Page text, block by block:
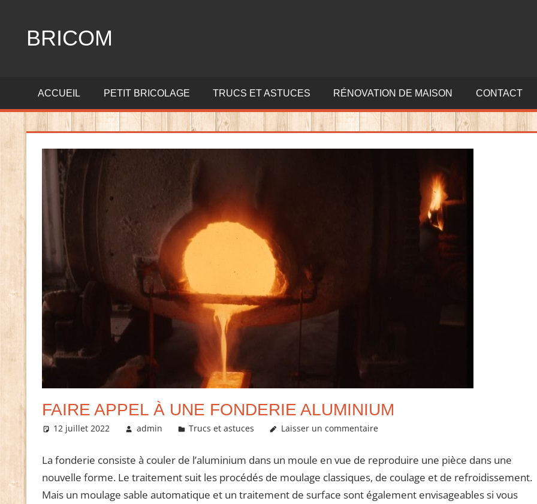
contenuBRICOM
bricolage
ACCUEIL PETIT BRICOLAGE TRUCS ET ASTUCES RÉNOVATION DE MAISON CONTACT
FAIRE APPEL À UNE FONDERIE ALUMINIUM
12 juillet 2022 admin Trucs et astuces Laisser un commentaire
La fonderie consiste à couler de l’aluminium dans un moule en vue de reproduire une pièce dans une
nouvelle forme. Le traitement suit les procédés de moulage classiques, de coulage et de refroidissement.
Mais un moulage sable automatique et un traitement de surface sont également envisageables si vous